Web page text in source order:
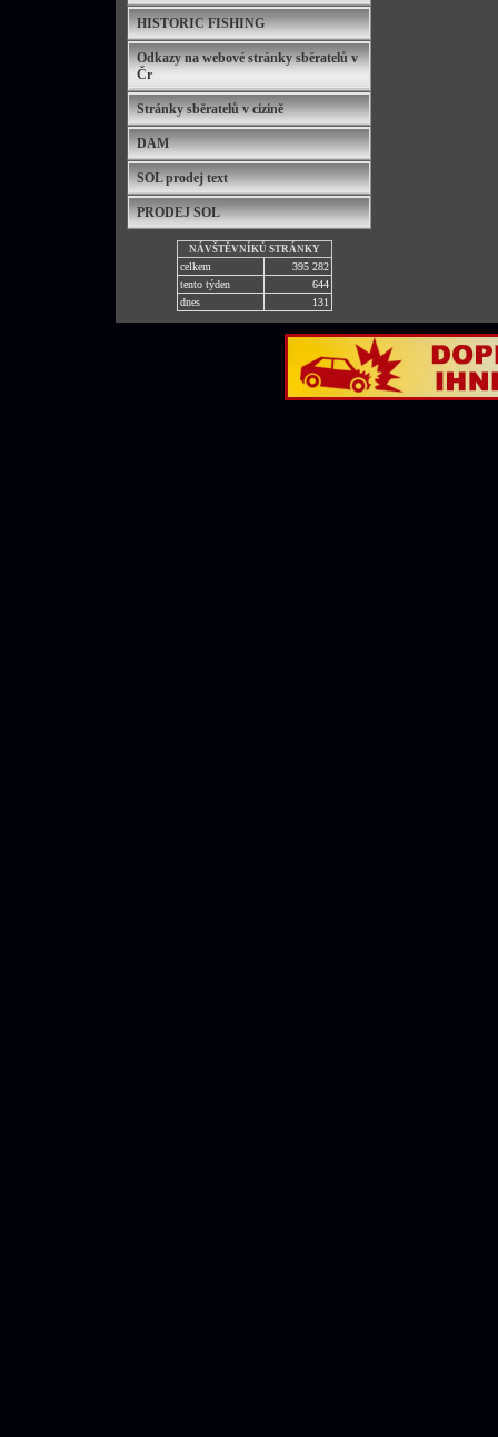
HISTORIC FISHING
Odkazy na webové stránky sběratelů v
Čr
Stránky sběratelů v cizině
DAM
SOL prodej text
PRODEJ SOL
NÁVŠTĚVNÍKŮ STRÁNKY
celkem
395 282
tento týden
644
dnes
131